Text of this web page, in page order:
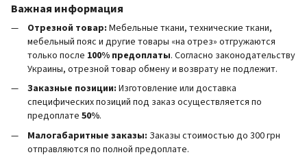
Важная информация
Отрезной товар: Мебельные ткани, технические ткани,
мебельный пояс и другие товары «на отрез» отгружаются
только после 100% предоплаты. Согласно законодательству
Украины, отрезной товар обмену и возврату не подлежит.
Заказные позиции: Изготовление или доставка
специфических позиций под заказ осуществляется по
предоплате 50%.
Малогабаритные заказы: Заказы стоимостью до 300 грн
отправляются по полной предоплате.